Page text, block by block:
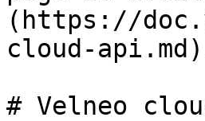
(https://
cloud-
# Velneo